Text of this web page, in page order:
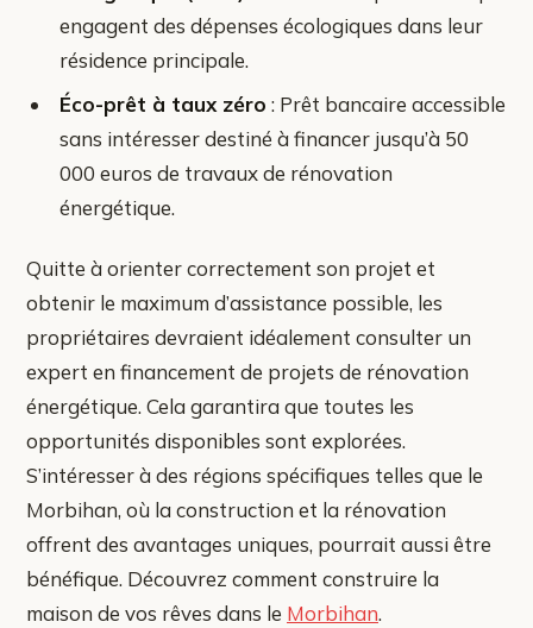
engagent des dépenses écologiques dans leur
résidence principale.
Éco-prêt à taux zéro : Prêt bancaire accessible
sans intéresser destiné à financer jusqu’à 50
000 euros de travaux de rénovation
énergétique.
Quitte à orienter correctement son projet et
obtenir le maximum d’assistance possible, les
propriétaires devraient idéalement consulter un
expert en financement de projets de rénovation
énergétique. Cela garantira que toutes les
opportunités disponibles sont explorées.
S’intéresser à des régions spécifiques telles que le
Morbihan, où la construction et la rénovation
offrent des avantages uniques, pourrait aussi être
bénéfique. Découvrez comment construire la
maison de vos rêves dans le Morbihan.